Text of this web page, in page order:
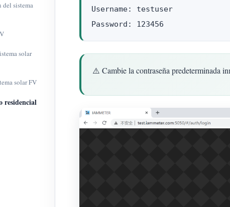
del sistema
solar
solar FV
residencial
Username: testuser
⚠️ Cambie la contraseña predeterminada